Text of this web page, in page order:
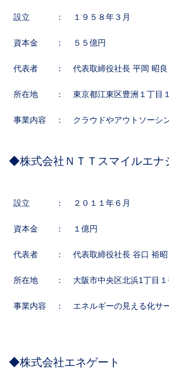
設立 ： １９５８年３月
資本金 ： ５５億円
代表者 ： 代表取締役社長 平岡 昭良
所在地 ： 東京都江東区豊洲１丁目
事業内容 ： クラウドやアウトソーシ
◆株式会社ＮＴＴスマイルエナ
設立 ： ２０１１年６月
資本金 ： １億円
代表者 ： 代表取締役社長 谷口 裕昭
所在地 ： 大阪市中央区北浜1丁目
事業内容 ： エネルギーの見える化サ
◆株式会社エネゲート